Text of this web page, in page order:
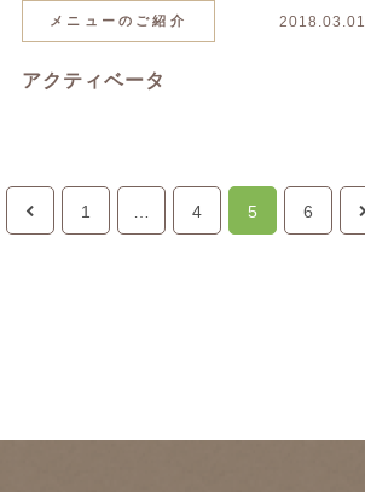
メニューのご紹介 2018.03.01
アクティベータ
1 4 5 6